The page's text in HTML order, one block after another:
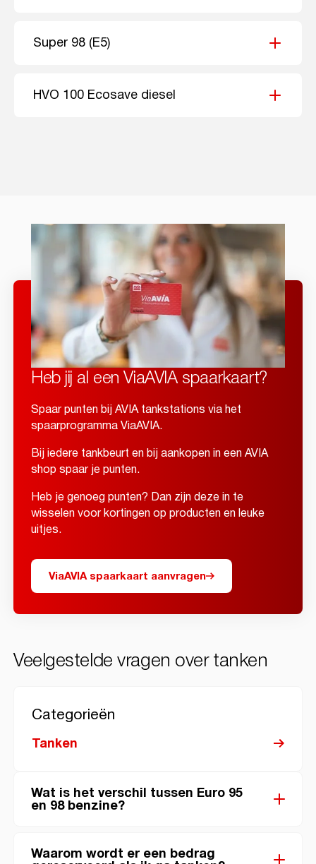
Super 98 (E5)
HVO 100 Ecosave diesel
Heb jij al een ViaAVIA spaarkaart?
Spaar punten bij AVIA tankstations via het
spaarprogramma ViaAVIA.
Bij iedere tankbeurt en bij aankopen in een AVIA
shop spaar je punten.
Heb je genoeg punten? Dan zijn deze in te
wisselen voor kortingen op producten en leuke
uitjes.
ViaAVIA spaarkaart aanvragen
Veelgestelde vragen over tanken
Categorieën
Tanken
Wat is het verschil tussen Euro 95
en 98 benzine?
Waarom wordt er een bedrag